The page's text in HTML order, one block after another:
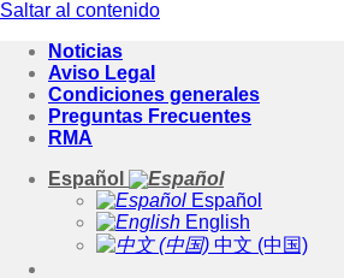
Saltar al contenido
Noticias
Aviso Legal
Condiciones generales
Preguntas Frecuentes
RMA
Español
Español
English
中文 (中国)